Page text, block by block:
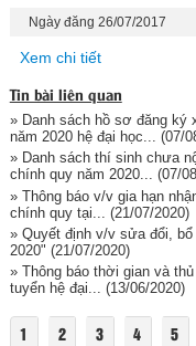
Ngày đăng 26/07/2017
Xem chi tiết
Tin bài liên quan
» Danh sách hồ sơ đăng ký
năm 2020 hệ đại học...
(07/
» Danh sách thí sinh chưa
chính quy năm 2020... (07/
» Thông báo v/v gia hạn
chính quy tại...
(21/07/2020)
» Quyết định v/v sửa đổi,
2020" (21/07/2020)
» Thông báo thời gian và
tuyển hệ đại... (13/06/2020)
1 2 3 4 5